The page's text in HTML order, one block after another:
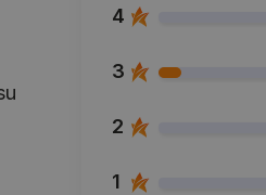
4
3
2
1